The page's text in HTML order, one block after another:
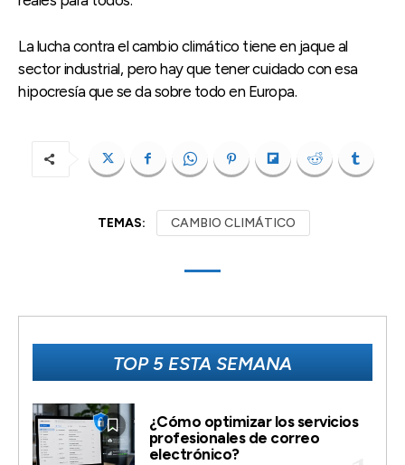
La lucha contra el cambio climático tiene en jaque al
sector industrial, pero hay que tener cuidado con esa
hipocresía que se da sobre todo en Europa.
TEMAS: CAMBIO CLIMÁTICO
TOP 5 ESTA SEMANA
¿Cómo optimizar los servicios
profesionales de correo
electrónico?